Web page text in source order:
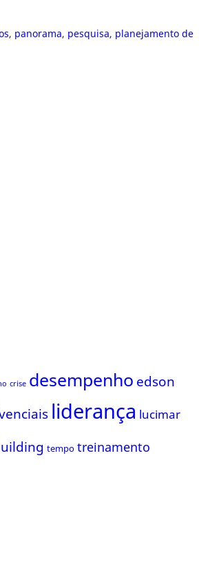
, panorama, pesquisa, planejamento de
crise desempenho edson
liderança lucimar
tempo treinamento